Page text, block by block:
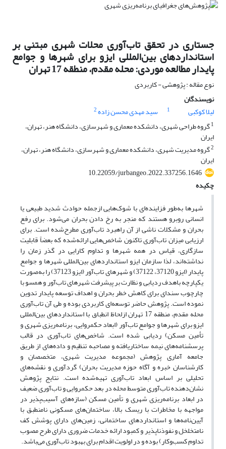
جستاری در تحقق تاب‌آوری محلات شهری مبتنی بر
استانداردهای بین‌المللی ایزو برای شهرها و جوامع
پایدار مطالعه موردی: محله مقدم، منطقه 17 تهران
نوع مقاله : پژوهشی - کاربردی
نویسندگان
لیلا کوکبی
1 سید مهدی محسن زاده2
1گروه طراحی شهری، دانشکده معماری و شهرسازی، دانشگاه هنر، تهران،
ایران
2گروه مدیریت شهری، دانشکده معماری و شهرسازی، دانشگاه هنر، تهران،
ایران
10.22059/jurbangeo.2022.337256.1646
چکیده
شهرها به‌طور فزاینده‌ای با شوک‌هایی ازجمله حوادث شدید طبیعی یا
انسانی روبرو هستند که منجر به رخ دادن بحران می‌شود. برای رفع
بحران و مشکلات ناشی از آن راهبرد تاب‌آوری مطرح‌شده است. برای
ارزیابی میزان تاب‌آوری تاکنون شاخص‌هایی ارائه‌شده که بعضاً قابلیت
سازگاری، قیاس در همه شهرها و تداوم کارایی در گذر زمان را
نداشته‌اند، لذا سازمان ایزو استانداردهای بین‌المللی شهرها و جوامع
پایدار (ایزو 37120، 37122) و شهرهای تاب‌آور (ایزو 37123) را به‌صورت
یکپارچه باهدف ردیابی و نظارت بر پیشرفت شهرهای تاب‌آور و همسو با
چارچوب سندای برای کاهش خطر بحران و اهداف توسعه پایدار تدوین
نموده است. پژوهش حاضر توسعه‌ای کاربردی بوده و طی آن تاب‌آوری
محله مقدم، منطقه 17 تهران ازلحاظ انطباق با استانداردهای بین‌المللی
ایزو برای شهرها و جوامع تاب‌آور (ابعاد حکمروایی، برنامه‌ریزی شهری و
تأمین مسکن) ردیابی شده است. شاخص‌های تاب‌آوری در قالب
پرسشنامه‌های نیمه ساختاریافته و مصاحبه تنظیم و داده‌های از طریق
جامعه آماری پژوهش (مجموعه مدیریت شهری، متخصصان و
کارشناسان خبره و آگاه حوزه مدیریت بحران) گردآوری و نقشه‌های
تحلیلی بر اساس ابعاد تاب‌آوری تهیه‌شده است. نتایج پژوهش
نشان‌دهنده تاب‌آوری متوسط محله در بعد حکمروایی و تاب‌آوری ضعیف
در ابعاد برنامه‌ریزی شهری و تأمین مسکن (سازه‌های آسیب‌پذیر در
مواجهه با مخاطرات با ریسک بالا، ساختمان‌های مسکونی نامنطبق با
آیین‌نامه‌ها و استانداردهای ساختمانی، زمین‌های دارای پوشش کف
نامتخلخل و نفوذناپذیر و کمبود ارائه خدمات ضروری دارای طرح مصوب
تداوم کسب‌وکار) بوده و در اولویت اقدام برای بهبود تاب‌آوری می‌باشد.